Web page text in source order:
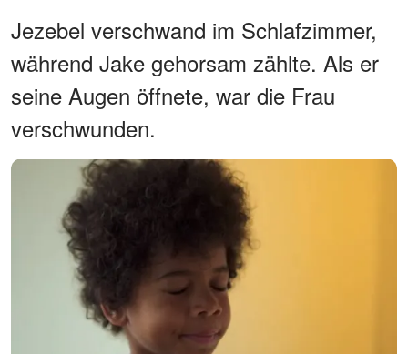
Jezebel verschwand im Schlafzimmer,
während Jake gehorsam zählte. Als er
seine Augen öffnete, war die Frau
verschwunden.